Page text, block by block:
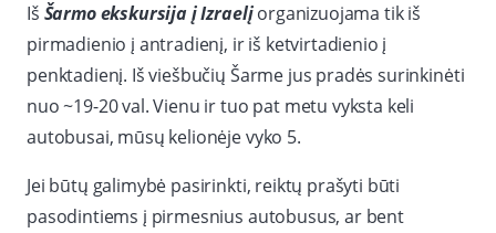
Iš Šarmo ekskursija į Izraelį organizuojama tik iš
pirmadienio į antradienį, ir iš ketvirtadienio į
penktadienį. Iš viešbučių Šarme jus pradės surinkinėti
nuo ~19-20 val. Vienu ir tuo pat metu vyksta keli
autobusai, mūsų kelionėje vyko 5.
Jei būtų galimybė pasirinkti, reiktų prašyti būti
pasodintiems į pirmesnius autobusus, ar bent